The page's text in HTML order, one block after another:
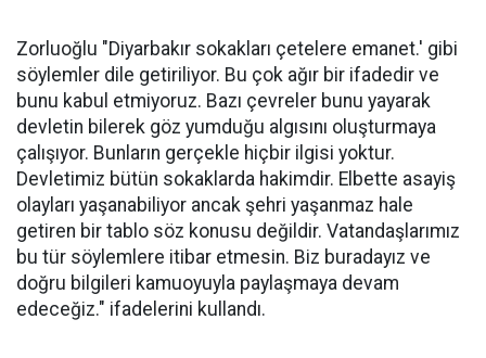
Zorluoğlu "Diyarbakır sokakları çetelere emanet.' gibi
söylemler dile getiriliyor. Bu çok ağır bir ifadedir ve
bunu kabul etmiyoruz. Bazı çevreler bunu yayarak
devletin bilerek göz yumduğu algısını oluşturmaya
çalışıyor. Bunların gerçekle hiçbir ilgisi yoktur.
Devletimiz bütün sokaklarda hakimdir. Elbette asayiş
olayları yaşanabiliyor ancak şehri yaşanmaz hale
getiren bir tablo söz konusu değildir. Vatandaşlarımız
bu tür söylemlere itibar etmesin. Biz buradayız ve
doğru bilgileri kamuoyuyla paylaşmaya devam
edeceğiz." ifadelerini kullandı.